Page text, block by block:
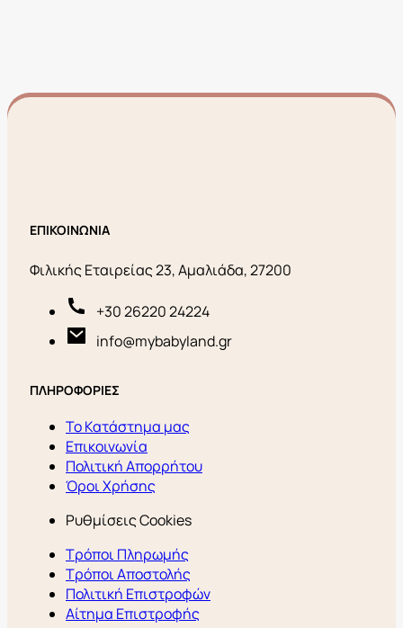
ΕΠΙΚΟΙΝΩΝΙΑ
Φιλικής Εταιρείας 23, Αμαλιάδα, 27200
+30 26220 24224
info@mybabyland.gr
ΠΛΗΡΟΦΟΡΙΕΣ
Το Κατάστημα μας
Επικοινωνία
Πολιτική Απορρήτου
Όροι Χρήσης
Ρυθμίσεις Cookies
Τρόποι Πληρωμής
Τρόποι Αποστολής
Πολιτική Επιστροφών
Αίτημα Επιστροφής